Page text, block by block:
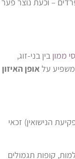
– וכעת נוצר פער
ממון בין בני-זוג,
עלאופן האיזון
הנישואין) זכאי
קופות תגמולים